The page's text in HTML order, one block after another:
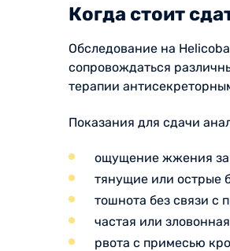
Когда стоит
Обследование на
сопровождаться
терапии
Показания для сдачи
ощущение жжения за
тянущие или острые
тошнота без связи с
частая или
рвота с примесью